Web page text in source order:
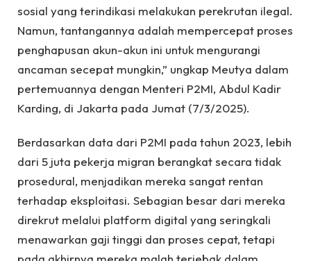
sosial yang terindikasi melakukan perekrutan ilegal.
Namun, tantangannya adalah mempercepat proses
penghapusan akun-akun ini untuk mengurangi
ancaman secepat mungkin,” ungkap Meutya dalam
pertemuannya dengan Menteri P2MI, Abdul Kadir
Karding, di Jakarta pada Jumat (7/3/2025).
Berdasarkan data dari P2MI pada tahun 2023, lebih
dari 5 juta pekerja migran berangkat secara tidak
prosedural, menjadikan mereka sangat rentan
terhadap eksploitasi. Sebagian besar dari mereka
direkrut melalui platform digital yang seringkali
menawarkan gaji tinggi dan proses cepat, tetapi